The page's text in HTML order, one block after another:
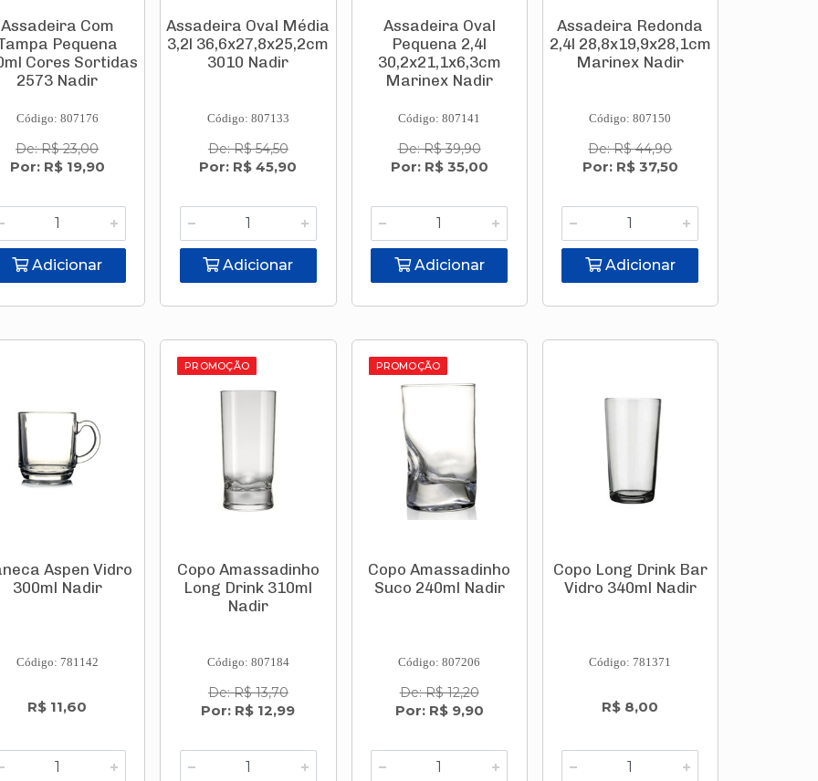
Assadeira Com
Pequena
Cores Sortidas
2573 Nadir
Código: 807176
De: R$ 23,00
Por: R$ 19,90
Adicionar
Assadeira Oval Média
3,2l 36,6x27,8x25,2cm
3010 Nadir
Código: 807133
De: R$ 54,50
Por: R$ 45,90
Adicionar
Assadeira Oval
Pequena 2,4l
30,2x21,1x6,3cm
Marinex Nadir
Código: 807141
De: R$ 39,90
Por: R$ 35,00
Adicionar
Assadeira Redonda
2,4l 28,8x19,9x28,1cm
Marinex Nadir
Código: 807150
De: R$ 44,90
Por: R$ 37,50
Adicionar
Aspen Vidro
300ml Nadir
Código: 781142
R$ 11,60
PROMOÇÃO
Copo Amassadinho
Long Drink 310ml
Nadir
Código: 807184
De: R$ 13,70
Por: R$ 12,99
PROMOÇÃO
Copo Amassadinho
Suco 240ml Nadir
Código: 807206
De: R$ 12,20
Por: R$ 9,90
Copo Long Drink Bar
Vidro 340ml Nadir
Código: 781371
R$ 8,00